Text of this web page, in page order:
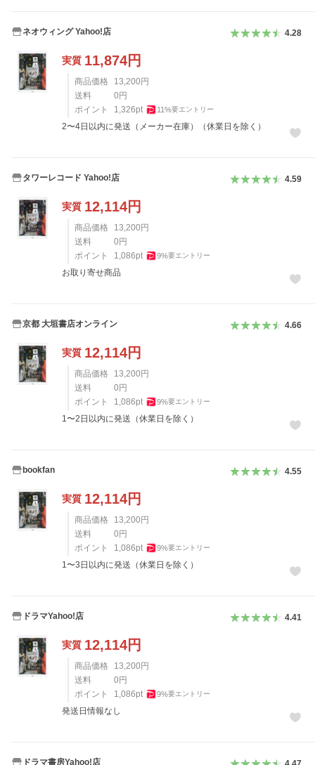
ネオウィング Yahoo!店 4.28
実質 11,874円
商品価格 13,200 円
送料
0 円
ポイント
1,326pt 11%要エントリー
2〜4日以内に発送（メーカー在庫）（休業日を除く）
タワーレコード Yahoo!店 4.59
実質 12,114円
商品価格 13,200 円
送料
0 円
ポイント
1,086pt 9%要エントリー
お取り寄せ商品
京都 大垣書店オンライン 4.66
実質 12,114円
商品価格 13,200 円
送料
0 円
ポイント
1,086pt 9%要エントリー
1〜2日以内に発送（休業日を除く）
bookfan 4.55
実質 12,114円
商品価格 13,200 円
送料
0 円
ポイント
1,086pt 9%要エントリー
1〜3日以内に発送（休業日を除く）
ドラマYahoo!店 4.41
実質 12,114円
商品価格 13,200 円
送料
0 円
ポイント
1,086pt 9%要エントリー
発送日情報なし
ドラマ書房Yahoo!店